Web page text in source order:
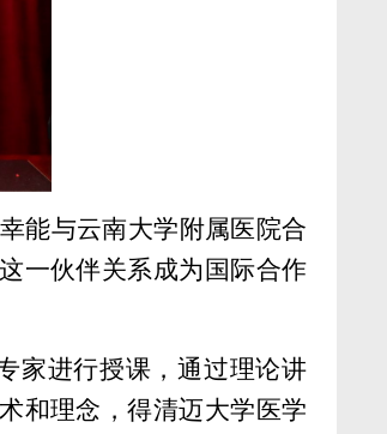
能与云南大学附属医院合
一伙伴关系成为国际合作
家进行授课，通过理论讲
和理念，得清迈大学医学